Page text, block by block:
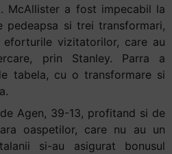
McAllister a fost impecabil la
si trei transformari,
vizitatorilor, care au
prin Stanley. Parra a
tabela, cu o transformare si
Agen, 39-13, profitand si de
oaspetilor, care nu au un
si-au asigurat bonusul